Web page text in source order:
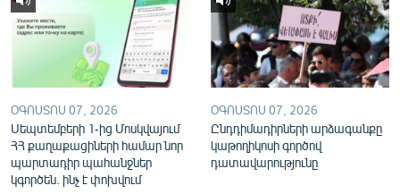
ՕԳՈՍՏՈՍ 07, 2026
Սեպտեմբերի 1-ից Մոսկվայում
ՀՀ քաղաքացիների համար նոր
պարտադիր պահանջներ
կգործեն. ինչ է փոխվում
ՕԳՈՍՏՈՍ 07, 2026
Ընդդիմադիրների արձագանքը
կաթողիկոսի գործով
դատավարությունը